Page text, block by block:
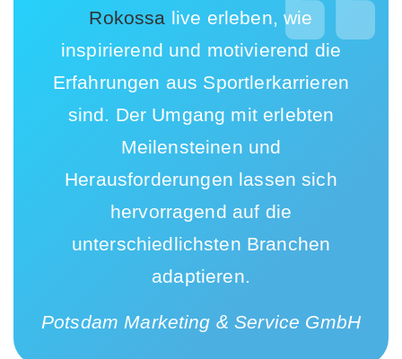
Rokossa live erleben, wie
inspirierend und motivierend die
Erfahrungen aus Sportlerkarrieren
sind. Der Umgang mit erlebten
Meilensteinen und
Herausforderungen lassen sich
hervorragend auf die
unterschiedlichsten Branchen
adaptieren.
Potsdam Marketing & Service GmbH